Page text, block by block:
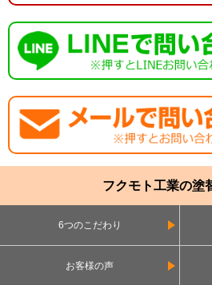
フクモト工業の塗
6つのこだわり
お客様の声